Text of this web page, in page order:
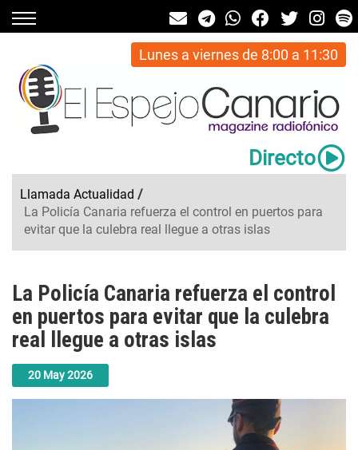
Lunes a viernes de 8:00 a 11:30
Directo
Llamada Actualidad /
La Policía Canaria refuerza el control en puertos para
evitar que la culebra real llegue a otras islas
20 May2026
La Policía Canaria refuerza el control
en puertos para evitar que la culebra
real llegue a otras islas